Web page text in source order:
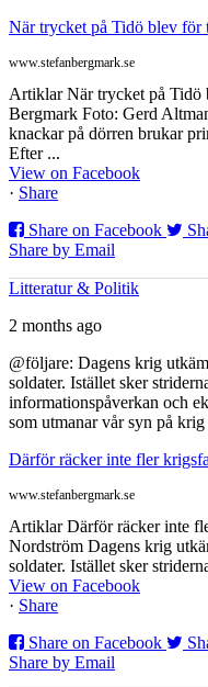
När trycket på Tidö blev för
www.stefanbergmark.se
Artiklar När trycket på Tidö
Bergmark Foto: Gerd
knackar på dörren brukar
Efter ...
View on Facebook
· Share
Share on Facebook
Share by Email
Litteratur & Politik
2 months ago
@följare: Dagens krig
soldater. Istället sker
informationspåverkan och
som utmanar vår syn på
Därför räcker inte fler
www.stefanbergmark.se
Artiklar Därför räcker inte
Nordström Dagens krig
soldater. Istället sker
View on Facebook
· Share
Share on Facebook
Share by Email